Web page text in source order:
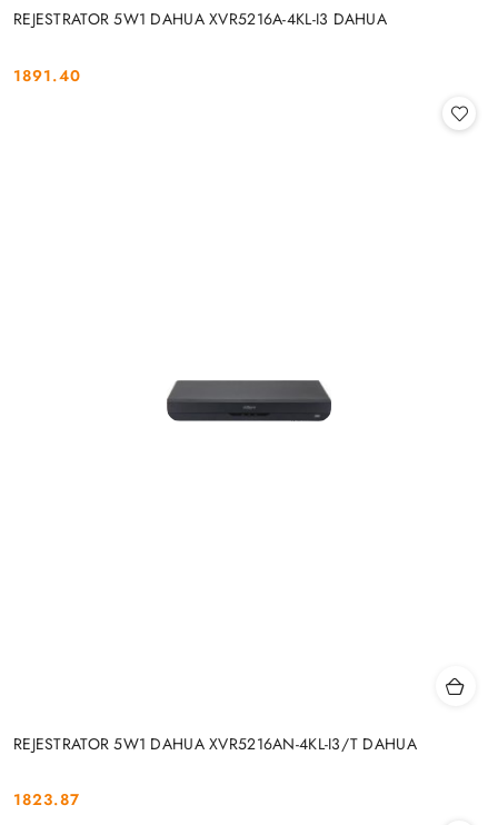
REJESTRATOR 5W1 DAHUA XVR5216A-4KL-I3 DAHUA
Cena:
1891.40
REJESTRATOR 5W1 DAHUA XVR5216AN-4KL-I3/T DAHUA
Cena:
1823.87